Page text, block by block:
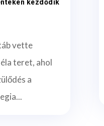
kezdődik
vette
teret, ahol
a